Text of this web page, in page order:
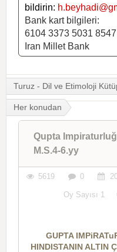
bildirin:
Bank kart bilgileri:
6104 3373 5031 8547
Iran Millet Bank
Turuz - Dil ve Etimoloji
Her konudan
Qupta
M.S.4-6.yy
5619 0
Oy Sayısı 1
GUPTA
HINDISTANIN ALTIN